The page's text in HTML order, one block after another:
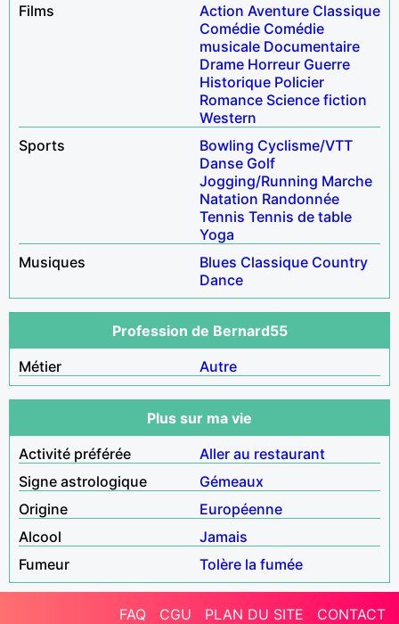
Films
Action Aventure Classique
Comédie Comédie
musicale Documentaire
Drame Horreur Guerre
Historique Policier
Romance Science fiction
Western
Sports
Bowling Cyclisme/VTT
Danse Golf
Jogging/Running Marche
Natation Randonnée
Tennis Tennis de table
Yoga
Musiques
Blues Classique Country
Dance
Profession de Bernard55
Métier
Autre
Plus sur ma vie
Activité préférée
Aller au restaurant
Signe astrologique
Gémeaux
Origine
Européenne
Alcool
Jamais
Fumeur
Tolère la fumée
FAQ CGU PLAN DU SITE CONTACT